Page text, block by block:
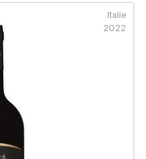
Italie
2022